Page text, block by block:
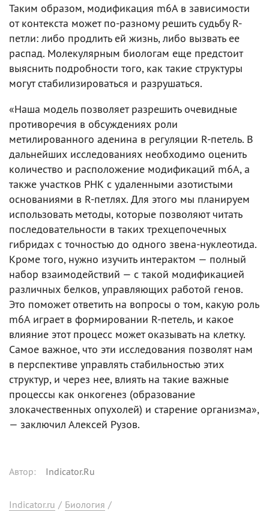
Таким образом, модификация m6A в зависимости
от контекста может по-разному решить судьбу R-
петли: либо продлить ей жизнь, либо вызвать ее
распад. Молекулярным биологам еще предстоит
выяснить подробности того, как такие структуры
могут стабилизироваться и разрушаться.
«Наша модель позволяет разрешить очевидные
противоречия в обсуждениях роли
метилированного аденина в регуляции R-петель. В
дальнейших исследованиях необходимо оценить
количество и расположение модификаций m6A, а
также участков РНК с удаленными азотистыми
основаниями в R-петлях. Для этого мы планируем
использовать методы, которые позволяют читать
последовательности в таких трехцепочечных
гибридах с точностью до одного звена-нуклеотида.
Кроме того, нужно изучить интерактом — полный
набор взаимодействий — с такой модификацией
различных белков, управляющих работой генов.
Это поможет ответить на вопросы о том, какую роль
m6A играет в формировании R-петель, и какое
влияние этот процесс может оказывать на клетку.
Самое важное, что эти исследования позволят нам
в перспективе управлять стабильностью этих
структур, и через нее, влиять на такие важные
процессы как онкогенез (образование
злокачественных опухолей) и старение организма»,
— заключил Алексей Рузов.
Автор: Indicator.Ru
Indicator.ru / Биология /